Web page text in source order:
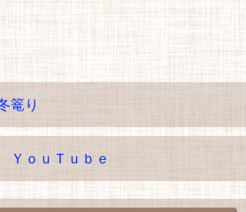
篭り
ｏｕＴｕｂｅ